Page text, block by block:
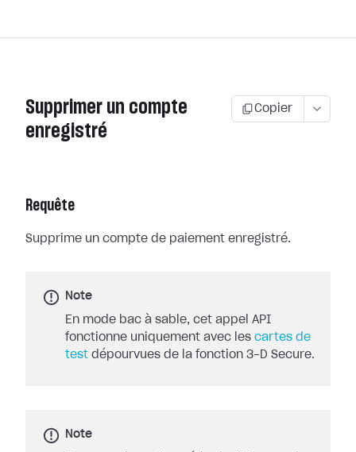
Supprimer un compte
enregistré
Copier
Requête
Supprime un compte de paiement enregistré.
Note
En mode bac à sable, cet appel API
fonctionne uniquement avec les cartes de
test dépourvues de la fonction 3-D Secure.
Note